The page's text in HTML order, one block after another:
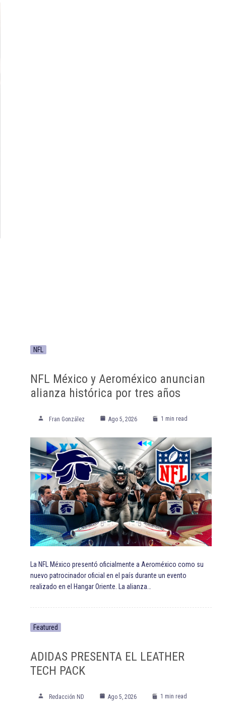
NFL
NFL México y Aeroméxico anuncian
alianza histórica por tres años
Fran González Ago 5, 2026 1 min read
La NFL México presentó oficialmente a Aeroméxico como su
nuevo patrocinador oficial en el país durante un evento
realizado en el Hangar Oriente. La alianza…
Featured
ADIDAS PRESENTA EL LEATHER
TECH PACK
Redacción ND Ago 5, 2026 1 min read